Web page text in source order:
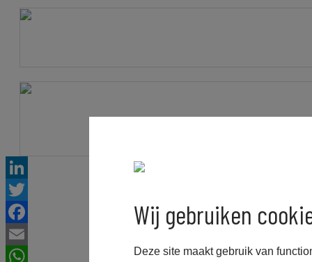
Wij gebruiken
Deze site maakt gebruik van
LinkedIn
Twitter
Facebook
Email